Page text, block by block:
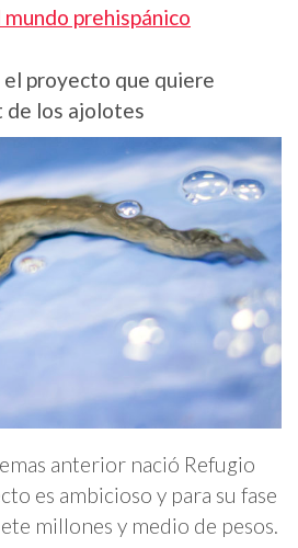
prehispánico
el proyecto que quiere
de los ajolotes
anterior nació Refugio
es ambicioso y para su fase
millones y medio de pesos.